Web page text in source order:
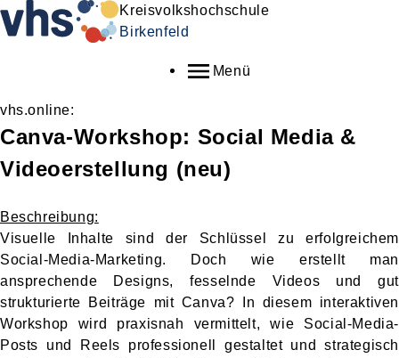
Kreisvolkshochschule
Birkenfeld
Menü
vhs.online:
Canva-Workshop: Social Media &
Videoerstellung
neu
Beschreibung:
Visuelle Inhalte sind der Schlüssel zu erfolgreichem
Social-Media-Marketing. Doch wie erstellt man
ansprechende Designs, fesselnde Videos und gut
strukturierte Beiträge mit Canva? In diesem interaktiven
Workshop wird praxisnah vermittelt, wie Social-Media-
Posts und Reels professionell gestaltet und strategisch